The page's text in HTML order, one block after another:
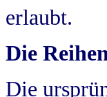
erlaubt.
Die
Die